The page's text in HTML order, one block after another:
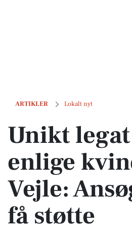
ARTIKLER Lokalt nyt
Unikt legat for enlige kvinder i
Unikt
enlige
Vejle:
få støtte